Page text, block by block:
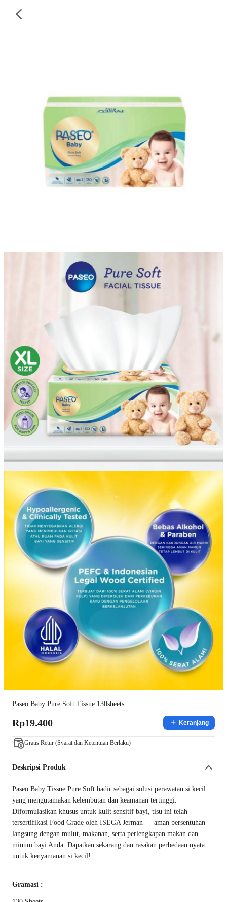
Paseo Baby Pure Soft Tissue 130sheets
Rp19.400 Keranjang
Gratis Retur (Syarat dan Ketentuan Berlaku)
Deskripsi Produk
Paseo Baby Tissue Pure Soft hadir sebagai solusi perawatan si kecil
yang mengutamakan kelembutan dan keamanan tertinggi.
Diformulasikan khusus untuk kulit sensitif bayi, tisu ini telah
tersertifikasi Food Grade oleh ISEGA Jerman — aman bersentuhan
langsung dengan mulut, makanan, serta perlengkapan makan dan
minum bayi Anda. Dapatkan sekarang dan rasakan perbedaan nyata
untuk kenyamanan si kecil!
Gramasi :